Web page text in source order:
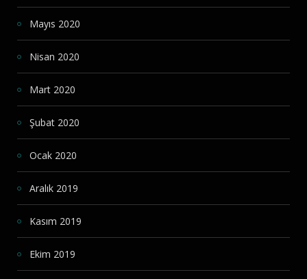
Mayıs 2020
Nisan 2020
Mart 2020
Şubat 2020
Ocak 2020
Aralık 2019
Kasım 2019
Ekim 2019